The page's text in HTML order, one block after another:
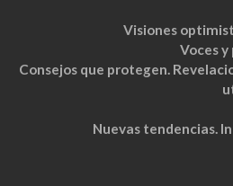
Visiones
Voces
Consejos que protegen.
Nuevas tendencias.